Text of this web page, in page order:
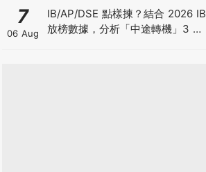
7
06 Aug
IB/AP/DSE 點樣揀？結合 2026 IB
放榜數據，分析「中途轉機」3 大